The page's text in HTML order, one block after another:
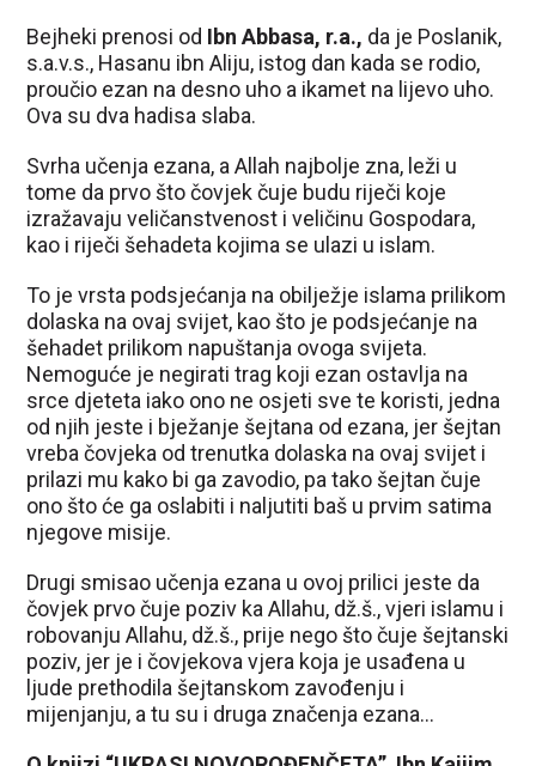
Bejheki prenosi od Ibn Abbasa, r.a., da je Poslanik,
s.a.v.s., Hasanu ibn Aliju, istog dan kada se rodio,
proučio ezan na desno uho a ikamet na lijevo uho.
Ova su dva hadisa slaba.
Svrha učenja ezana, a Allah najbolje zna, leži u
tome da prvo što čovjek čuje budu riječi koje
izražavaju veličanstvenost i veličinu Gospodara,
kao i riječi šehadeta kojima se ulazi u islam.
To je vrsta podsjećanja na obilježje islama prilikom
dolaska na ovaj svijet, kao što je podsjećanje na
šehadet prilikom napuštanja ovoga svijeta.
Nemoguće je negirati trag koji ezan ostavlja na
srce djeteta iako ono ne osjeti sve te koristi, jedna
od njih jeste i bježanje šejtana od ezana, jer šejtan
vreba čovjeka od trenutka dolaska na ovaj svijet i
prilazi mu kako bi ga zavodio, pa tako šejtan čuje
ono što će ga oslabiti i naljutiti baš u prvim satima
njegove misije.
Drugi smisao učenja ezana u ovoj prilici jeste da
čovjek prvo čuje poziv ka Allahu, dž.š., vjeri islamu i
robovanju Allahu, dž.š., prije nego što čuje šejtanski
poziv, jer je i čovjekova vjera koja je usađena u
ljude prethodila šejtanskom zavođenju i
mijenjanju, a tu su i druga značenja ezana…